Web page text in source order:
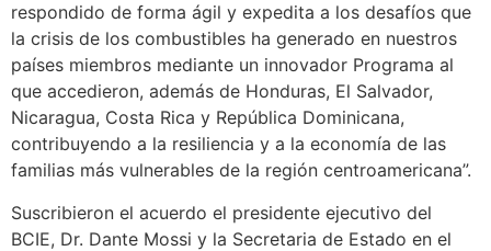
respondido de forma ágil y expedita a los desafíos que
la crisis de los combustibles ha generado en nuestros
países miembros mediante un innovador Programa al
que accedieron, además de Honduras, El Salvador,
Nicaragua, Costa Rica y República Dominicana,
contribuyendo a la resiliencia y a la economía de las
familias más vulnerables de la región centroamericana”.
Suscribieron el acuerdo el presidente ejecutivo del
BCIE, Dr. Dante Mossi y la Secretaria de Estado en el